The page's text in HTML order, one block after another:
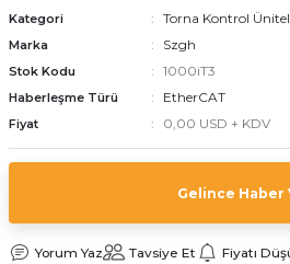
Kategori Torna Kontrol
Marka Szgh
Stok Kodu 1000iT3
Haberleşme Türü EtherCAT
Fiyat 0,00 USD + KDV
Gelince Haber
Yorum Yaz Tavsiye Et Fiyatı